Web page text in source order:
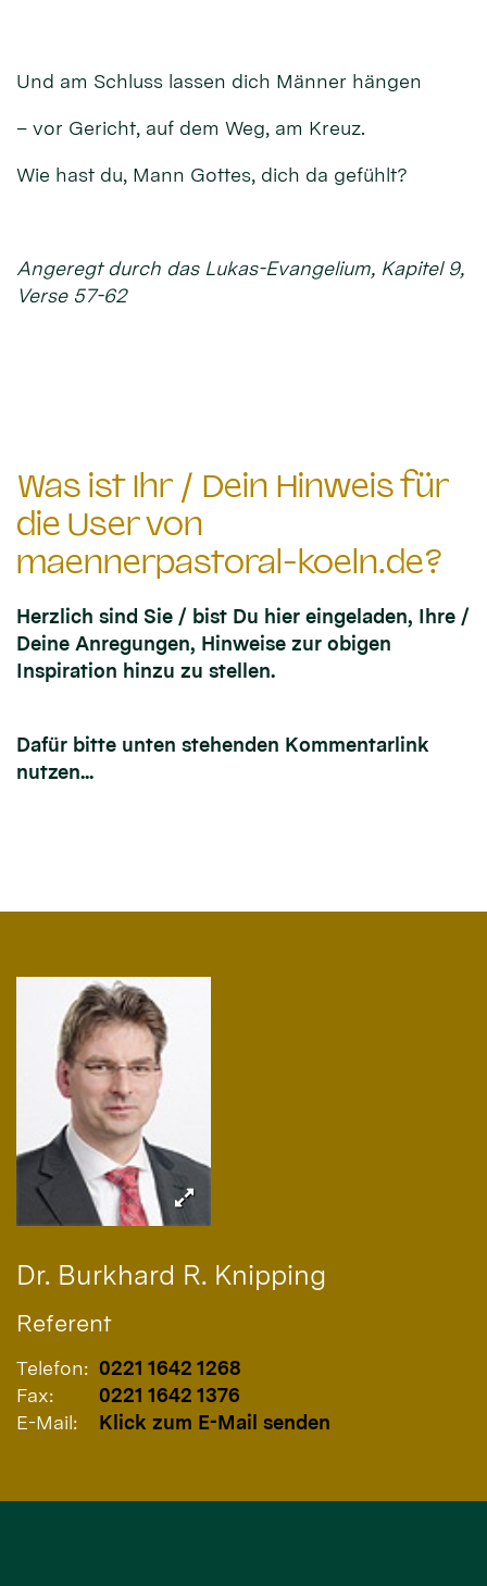
Und am Schluss lassen dich Männer hängen
– vor Gericht, auf dem Weg, am Kreuz.
Wie hast du, Mann Gottes, dich da gefühlt?
Angeregt durch das Lukas-Evangelium, Kapitel 9,
Verse 57-62
Was ist Ihr / Dein Hinweis für
die User von
maennerpastoral-koeln.de?
Herzlich sind Sie / bist Du hier eingeladen, Ihre /
Deine Anregungen, Hinweise zur obigen
Inspiration hinzu zu stellen.
Dafür bitte unten stehenden Kommentarlink
nutzen...
Dr. Burkhard R. Knipping
Referent
Telefon: 0221 1642 1268
Fax:
0221 1642 1376
E-Mail:
Klick zum E-Mail senden